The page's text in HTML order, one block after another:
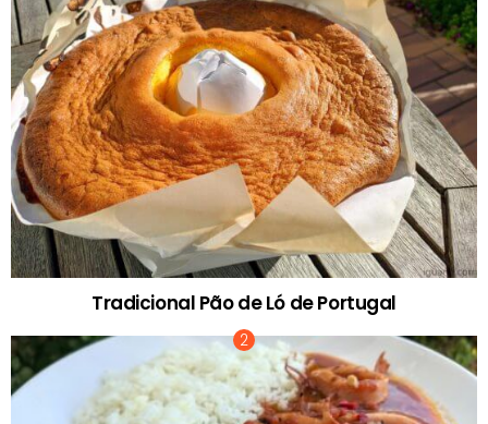
Tradicional Pão de Ló de Portugal